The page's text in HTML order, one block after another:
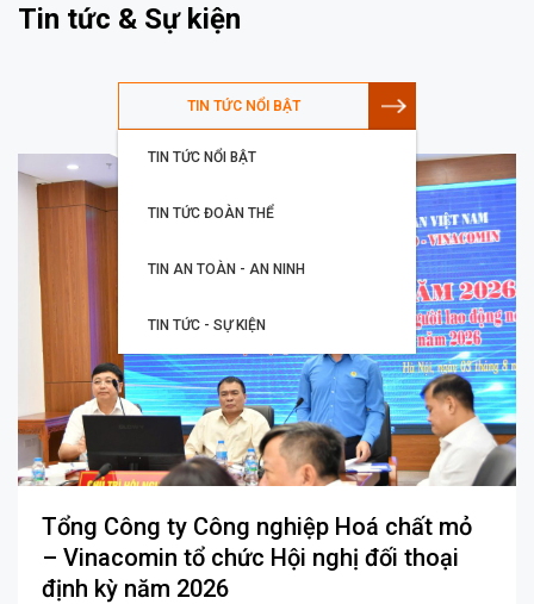
Tin tức & Sự kiện
TIN TỨC NỔI BẬT
TIN TỨC NỔI BẬT
TIN TỨC ĐOÀN THỂ
TIN AN TOÀN - AN NINH
TIN TỨC - SỰ KIỆN
Tổng Công ty Công nghiệp Hoá chất mỏ
– Vinacomin tổ chức Hội nghị đối thoại
định kỳ năm 2026